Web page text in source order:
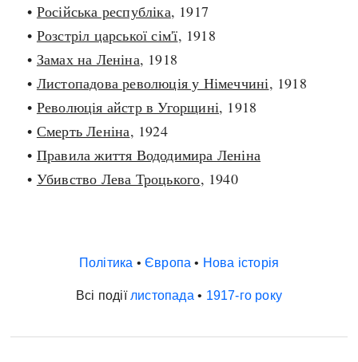
• Російська республіка, 1917
• Розстріл царської сім'ї, 1918
• Замах на Леніна, 1918
• Листопадова революція у Німеччині, 1918
• Революція айстр в Угорщині, 1918
• Смерть Леніна, 1924
• Правила життя Вододимира Леніна
• Убивство Лева Троцького, 1940
Політика • Європа • Нова історія
Всі події листопада • 1917-го року